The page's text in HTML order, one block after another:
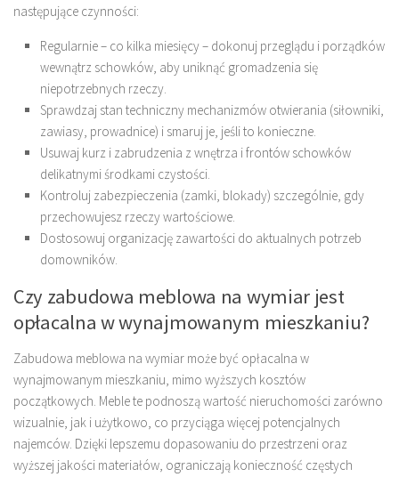
następujące czynności:
Regularnie – co kilka miesięcy – dokonuj przeglądu i porządków
wewnątrz schowków, aby uniknąć gromadzenia się
niepotrzebnych rzeczy.
Sprawdzaj stan techniczny mechanizmów otwierania (siłowniki,
zawiasy, prowadnice) i smaruj je, jeśli to konieczne.
Usuwaj kurz i zabrudzenia z wnętrza i frontów schowków
delikatnymi środkami czystości.
Kontroluj zabezpieczenia (zamki, blokady) szczególnie, gdy
przechowujesz rzeczy wartościowe.
Dostosowuj organizację zawartości do aktualnych potrzeb
domowników.
Czy zabudowa meblowa na wymiar jest
opłacalna w wynajmowanym mieszkaniu?
Zabudowa meblowa na wymiar może być opłacalna w
wynajmowanym mieszkaniu, mimo wyższych kosztów
początkowych. Meble te podnoszą wartość nieruchomości zarówno
wizualnie, jak i użytkowo, co przyciąga więcej potencjalnych
najemców. Dzięki lepszemu dopasowaniu do przestrzeni oraz
wyższej jakości materiałów, ograniczają konieczność częstych